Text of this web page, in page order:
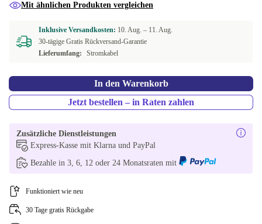
Mit ähnlichen Produkten vergleichen
Inklusive Versandkosten: 10. Aug. – 11. Aug.
30-tägige Gratis Rückversand-Garantie
Lieferumfang:
Stromkabel
In den Warenkorb
Jetzt bestellen – in Raten zahlen
Zusätzliche Dienstleistungen
Express-Kasse mit Klarna und PayPal
Bezahle in 3, 6, 12 oder 24 Monatsraten mit
Funktioniert wie neu
30 Tage gratis Rückgabe